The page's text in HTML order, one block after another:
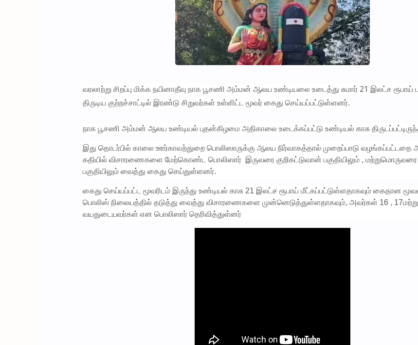
வரலாற்று சிறப்பு மிக்க நயினாதீவு நாக பூசணி அம்மன் ஆலய உண்டியலை உடைத்து சுமார் 21 இலட்ச
திருடிய குற்றச்சாட்டில் இரண்டு சிறுவர்கள் உள்ளிட்ட மூவர் கைது செய்யப்பட்டுள்ளனர்.
நாக பூசணி அம்மன் ஆலய உண்டியல் புதன்கிழமை அதிகாலை உடைக்கப்பட்டு உண்டியல் காசு
இது தொடர்பில் காலை ஊர்காவற்துறை பொலிஸாருக்கு ஆலய நிர்வாகத்தால் முறைப்பாடு வழங்கப்பட்டதை
கதியில் விசாரணைகளை மேற்கொண்ட பொலிஸார் இருவரை குறிகட்டுவான் பகுதியிலும் , மற்றுமொருவரை
பகுதியிலும் வைத்து கைது செய்துள்ளனர்.
கைது செய்யப்பட்ட மூவரிடம் இருந்து உண்டியல் காசு 21 இலட்ச ரூபாய் மீட்கப்பட்டுள்ளதாகவும் கைதான
பொலிஸ் நிலையத்தில் தடுத்து வைத்து விசாரணைகளை முன்னெடுத்துள்ளதாகவும், அவர்கள் 16 ,
வயதுடையவர்கள் என பொலிஸார் தெரிவித்துள்னர்